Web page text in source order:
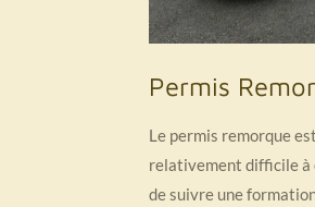
Permis
Le permis remorque
relativement difficile à
de suivre une